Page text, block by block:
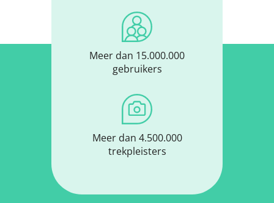
Meer dan 15.000.000
gebruikers
Meer dan 4.500.000
trekpleisters